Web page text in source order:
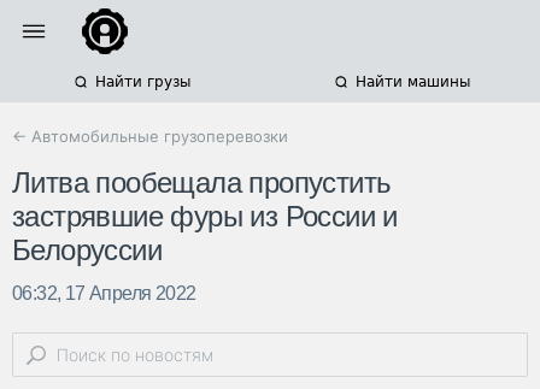
Найти грузы Найти машины
← Автомобильные грузоперевозки
Литва пообещала пропустить
застрявшие фуры из России и
Белоруссии
06:32, 17 Апреля 2022